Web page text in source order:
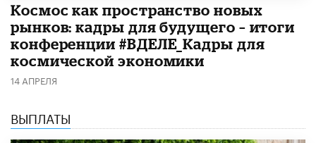
Космос как пространство новых
рынков: кадры для будущего – итоги
конференции #ВДЕЛЕ_Кадры для
космической экономики
14 АПРЕЛЯ
ВЫПЛАТЫ